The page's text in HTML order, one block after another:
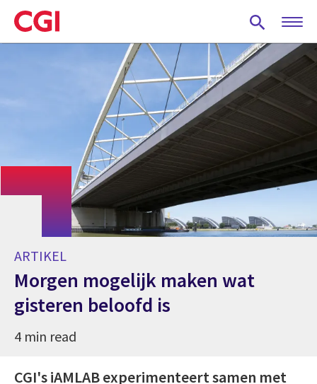
Skip
to
main
ARTIKEL
Morgen mogelijk maken wat
gisteren beloofd is
4 min read
CGI's iAMLAB experimenteert samen met